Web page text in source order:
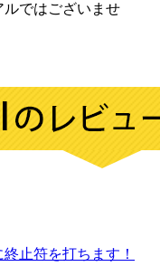
ではございませ
止符を打ちます！